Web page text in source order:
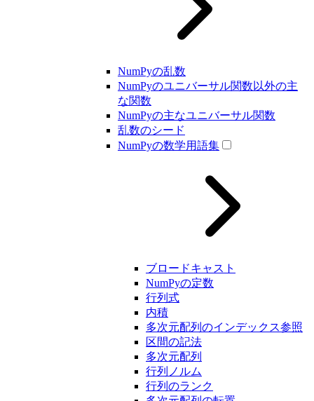
NumPyの乱数
NumPyのユニバーサル関数以外の主
な関数
NumPyの主なユニバーサル関数
乱数のシード
NumPyの数学用語集
ブロードキャスト
NumPyの定数
行列式
内積
多次元配列のインデックス参照
区間の記法
多次元配列
行列ノルム
行列のランク